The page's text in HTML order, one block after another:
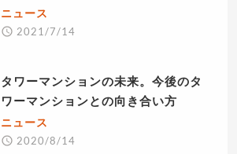
ニュース
2021/7/14
タワーマンションの未来。今後のタ
ワーマンションとの向き合い方
ニュース
2020/8/14